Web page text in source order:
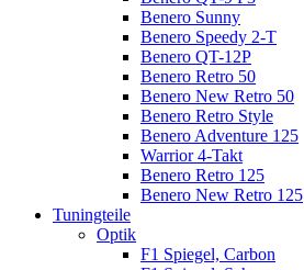
Benero Sunny
Benero Speedy 2-T
Benero QT-12P
Benero Retro 50
Benero New Retro 50
Benero Retro Style
Benero Adventure 125
Warrior 4-Takt
Benero Retro 125
Benero New Retro 125
Tuningteile
Optik
F1 Spiegel, Carbon